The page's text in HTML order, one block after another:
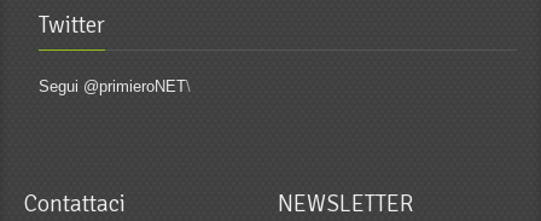
Twitter
Segui @primieroNET\
Contattaci NEWSLETTER